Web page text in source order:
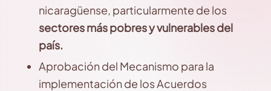
nicaragüense, particularmente de los
sectores más pobres y vulnerables del
país.
Aprobación del Mecanismo para la
implementación de los Acuerdos